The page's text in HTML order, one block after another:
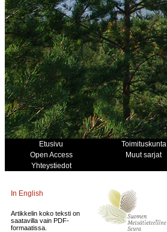
Etusivu
Toimituskunta
Open Access
Muut sarjat
Yhteystiedot
In English
Artikkelin koko teksti on
saatavilla vain PDF-
formaatissa.